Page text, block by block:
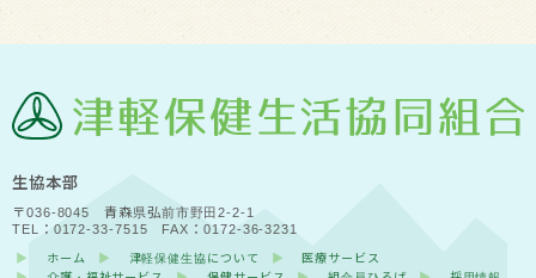
生協本部
〒036-8045 青森県弘前市野田2-2-1
TEL：0172-33-7515 FAX：0172-36-3231
ホーム 津軽保健生協について
医療サービス